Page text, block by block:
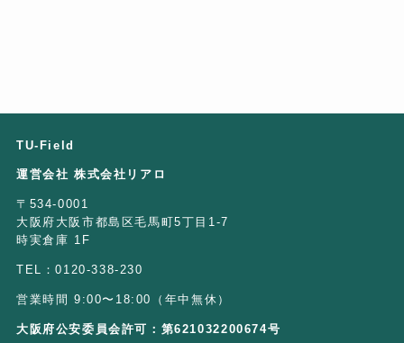
TU-Field
運営会社 株式会社リアロ
〒534-0001
大阪府大阪市都島区毛馬町5丁目1-7
時実倉庫 1F
TEL：0120-338-230
営業時間 9:00〜18:00（年中無休）
大阪府公安委員会許可：第621032200674号